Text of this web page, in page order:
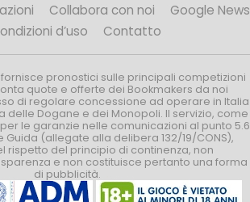
Collabora con noi
Google News
d’uso
Contatto
pronostici sulle principali competizioni
quote e offerte dei Bookmakers da noi
di regolare concessione ad operare in Italia
delle Dogane e dei Monopoli. Il servizio, come
le garanzie nelle comunicazioni al punto 5.6
Guida (allegate alla delibera 132/19/CONS),
rispetto del principio di continenza, non
e non costituisce pertanto una forma
di pubblicità.